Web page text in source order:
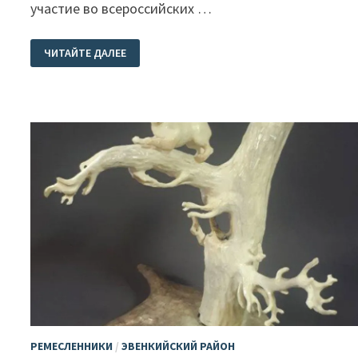
участие во всероссийских …
КАПЛИНА
ЭЛЬВИРА
ЮРЬЕВНА
ЧИТАЙТЕ ДАЛЕЕ
РЕМЕСЛЕННИКИ /ЭВЕНКИЙСКИЙ РАЙОН